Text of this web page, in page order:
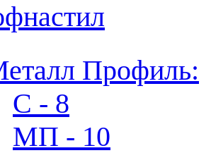
Профиль:
C - 8
МП - 10